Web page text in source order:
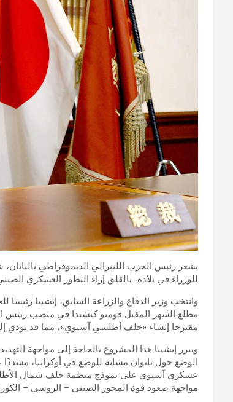
يشعر رئيس الحزب الليبرالي الديموقراطي
للوزراء في بلاده، بالقلق إزاء التطور العسكري
مطلع الشهر المقبل فوميو كيشيدا في منصب رئيس
مقترحا إنشاء «حلف أطلسي آسيوي»، مما قد يؤدي
ويبرر إيشيبا هذا المشروع بالحاجة إلى مواجهة
الوضع حول تايوان مشابه للوضع في أوكرانيا، مشددًا
عسكري آسيوي على نموذج منظمة حلف شمال
مواجهة صعود قوة المحور الصيني – الروسي –